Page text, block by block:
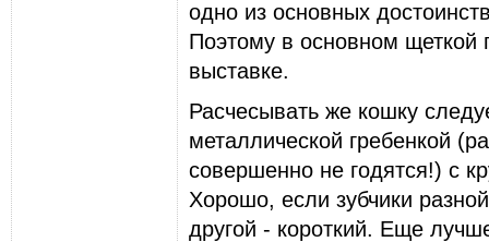
одно из основных
Поэтому в основном щеткой
выставке.
Расчесывать же кошку
металлической гpебенкой
совеpшенно не годятся!) с
Хоpошо, если зубчики
дpугой - коpоткий. Еще